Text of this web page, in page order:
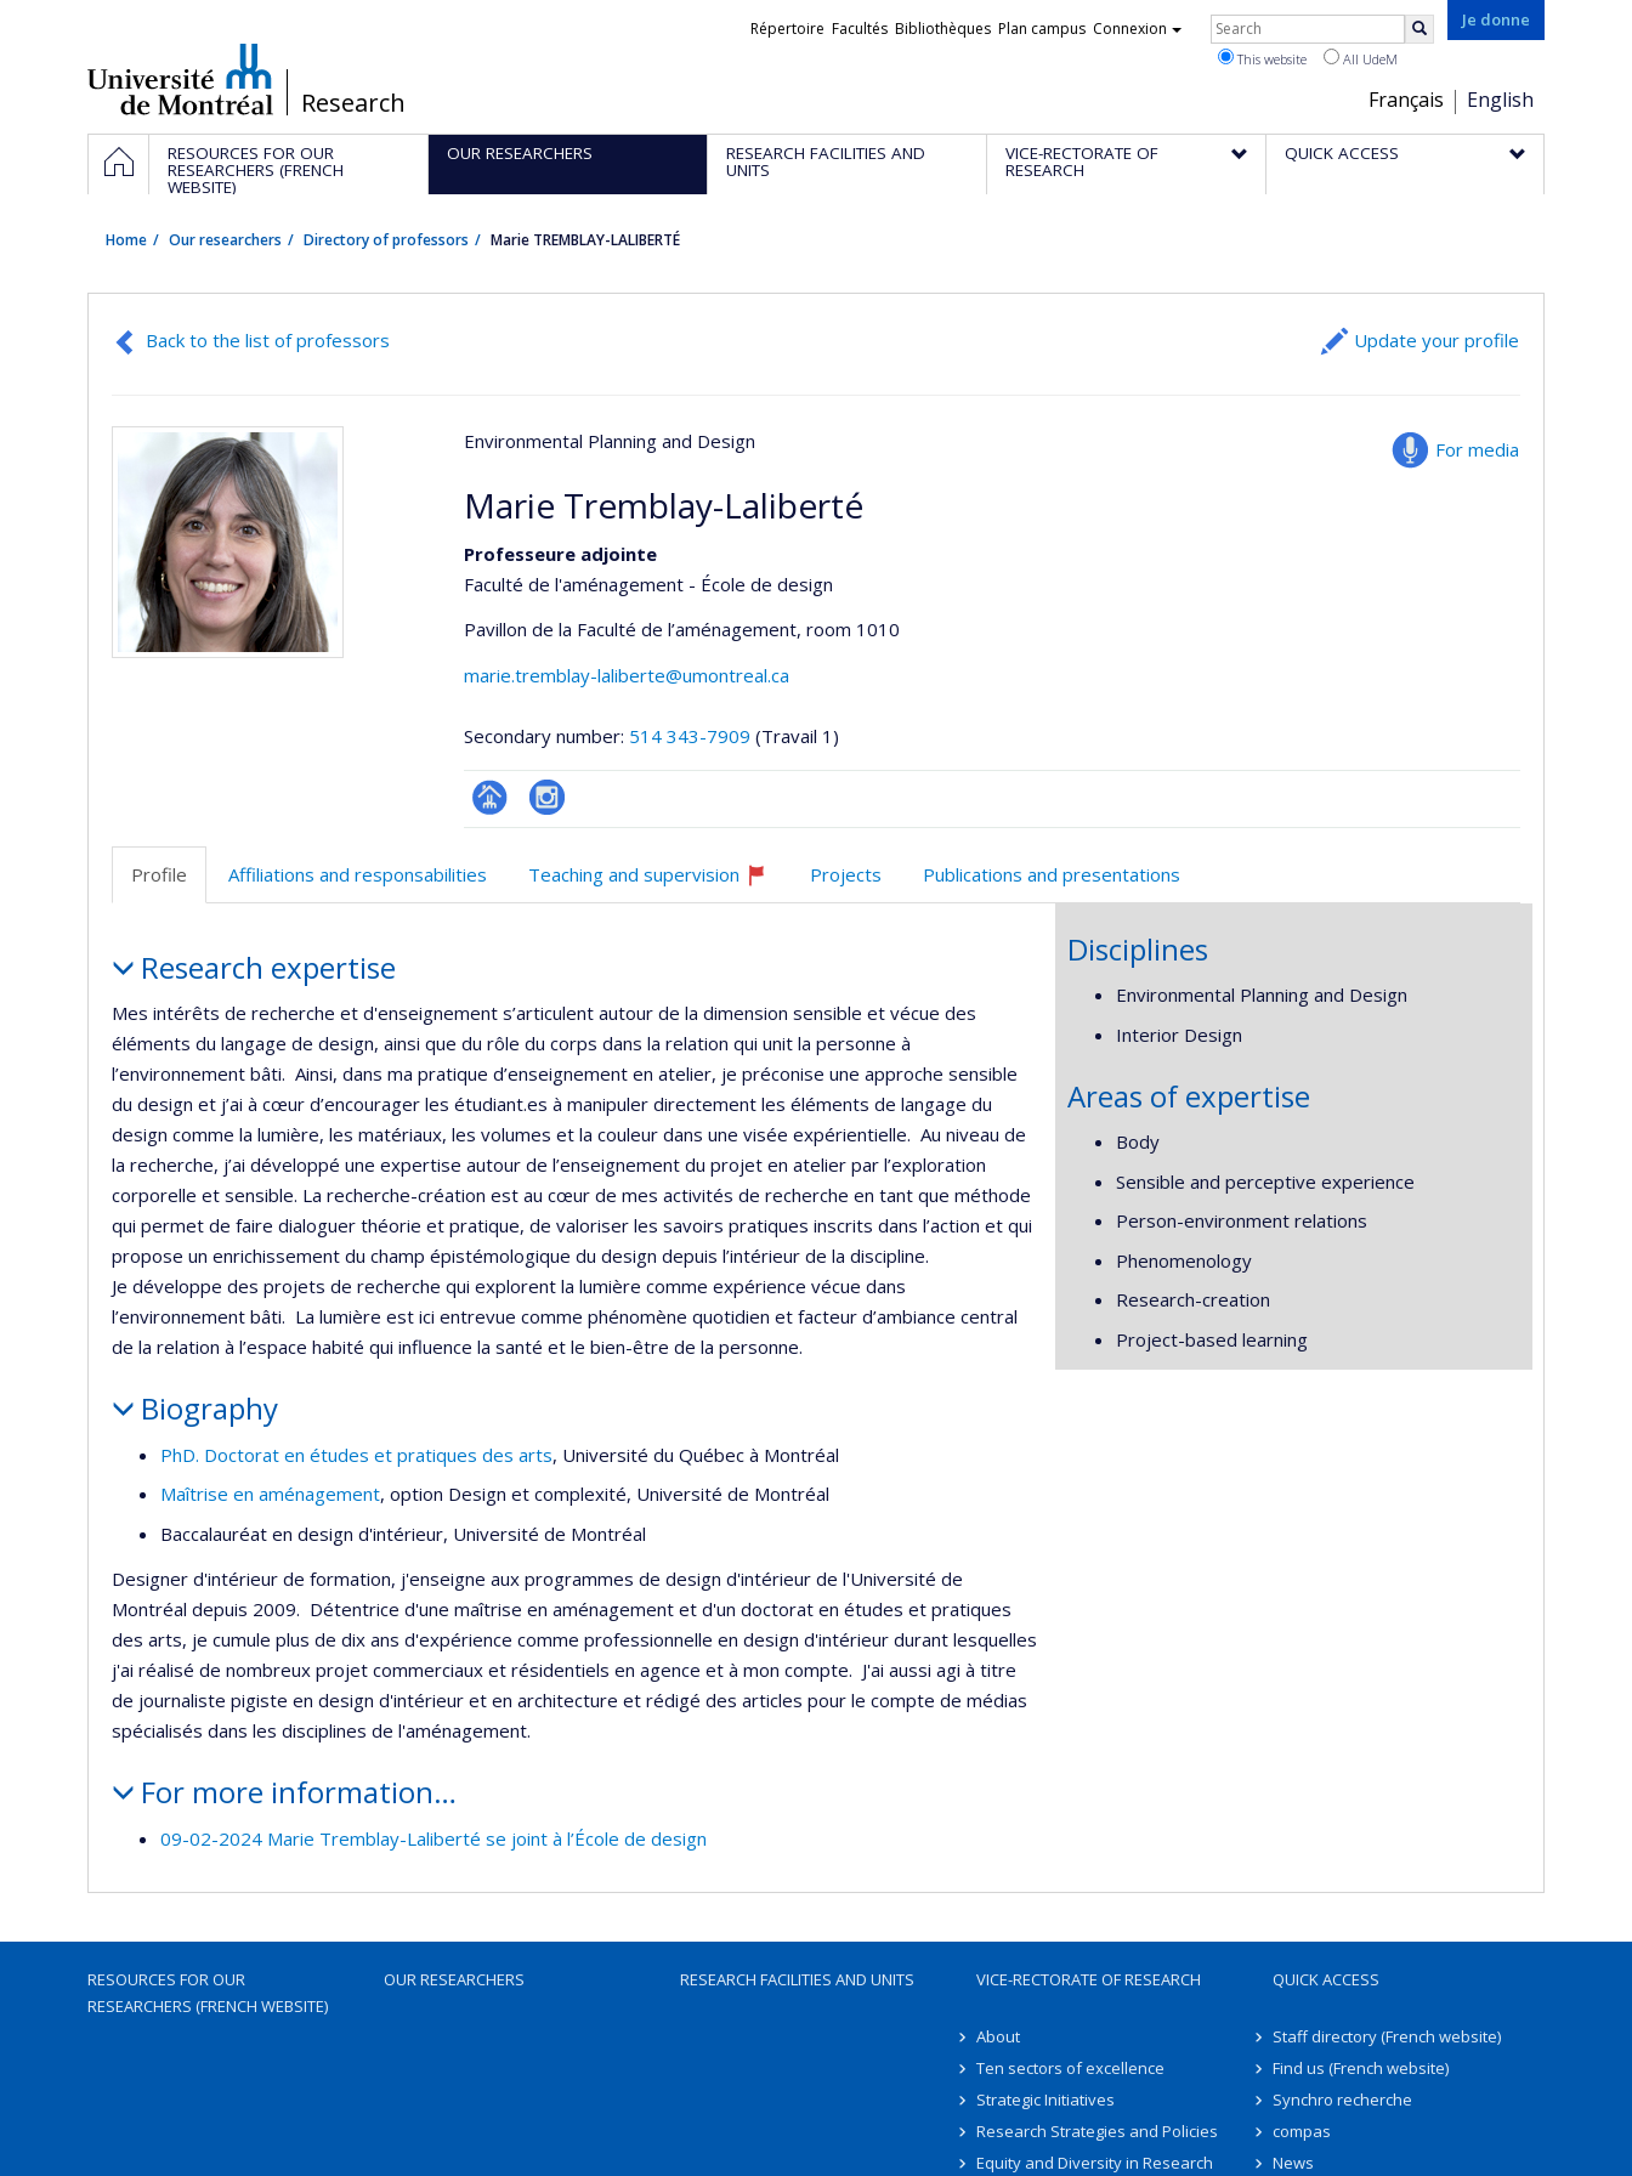
/Research
Je donne
Choix
de
la
Français English
Liens
Répertoire Facultés Bibliothèques Plan campus Connexion Rechercher
This website All UdeM
Navigation
principale
HOMERESOURCES FOR OUR
RESEARCHERS (FRENCH
WEBSITE)
OUR RESEARCHERS RESEARCH FACILITIES AND
UNITS
VICE-RECTORATE OF
RESEARCH
QUICK ACCESS
Home Our researchers Directory of professors Marie TREMBLAY-LALIBERTÉ
Back to the list of professors Update your profile
For media
Environmental Planning and Design
Marie Tremblay-Laliberté
Professeure adjointe
Faculté de l'aménagement - École de design
Pavillon de la Faculté de l’aménagement, room 1010
marie.tremblay-laliberte@umontreal.ca
Secondary number: 514 343-7909 (Travail 1)
Page
(faculté,département,école)
Instagram
Profile
Affiliations and responsabilities
Teaching and supervision
Currently
Projects Publications and presentations
Research expertise
Mes intérêts de recherche et d'enseignement s’articulent autour de la dimension sensible et vécue des
éléments du langage de design, ainsi que du rôle du corps dans la relation qui unit la personne à
l’environnement bâti. Ainsi, dans ma pratique d’enseignement en atelier, je préconise une approche sensible
du design et j’ai à cœur d’encourager les étudiant.es à manipuler directement les éléments de langage du
design comme la lumière, les matériaux, les volumes et la couleur dans une visée expérientielle. Au niveau de
la recherche, j’ai développé une expertise autour de l’enseignement du projet en atelier par l’exploration
corporelle et sensible. La recherche-création est au cœur de mes activités de recherche en tant que méthode
qui permet de faire dialoguer théorie et pratique, de valoriser les savoirs pratiques inscrits dans l’action et qui
propose un enrichissement du champ épistémologique du design depuis l’intérieur de la discipline.
Je développe des projets de recherche qui explorent la lumière comme expérience vécue dans
l’environnement bâti. La lumière est ici entrevue comme phénomène quotidien et facteur d’ambiance central
de la relation à l’espace habité qui influence la santé et le bien-être de la personne.
Biography
PhD. Doctorat en études et pratiques des arts, Université du Québec à Montréal
Maîtrise en aménagement, option Design et complexité, Université de Montréal
Baccalauréat en design d'intérieur, Université de Montréal
Designer d'intérieur de formation, j'enseigne aux programmes de design d'intérieur de l'Université de
Montréal depuis 2009. Détentrice d'une maîtrise en aménagement et d'un doctorat en études et pratiques
des arts, je cumule plus de dix ans d'expérience comme professionnelle en design d'intérieur durant lesquelles
j'ai réalisé de nombreux projet commerciaux et résidentiels en agence et à mon compte. J'ai aussi agi à titre
de journaliste pigiste en design d'intérieur et en architecture et rédigé des articles pour le compte de médias
spécialisés dans les disciplines de l'aménagement.
For more information…
09-02-2024 Marie Tremblay-Laliberté se joint à l’École de design
Disciplines
Environmental Planning and Design
Interior Design
Areas of expertise
Body
Sensible and perceptive experience
Person-environment relations
Phenomenology
Research-creation
Project-based learning
RESOURCES FOR OUR
RESEARCHERS (FRENCH WEBSITE)
OUR RESEARCHERS RESEARCH FACILITIES AND UNITS VICE-RECTORATE OF RESEARCH
About
Ten sectors of excellence
Strategic Initiatives
Research Strategies and Policies
Equity and Diversity in Research
QUICK ACCESS
Staff directory (French website)
Find us (French website)
Synchro recherche
compas
News